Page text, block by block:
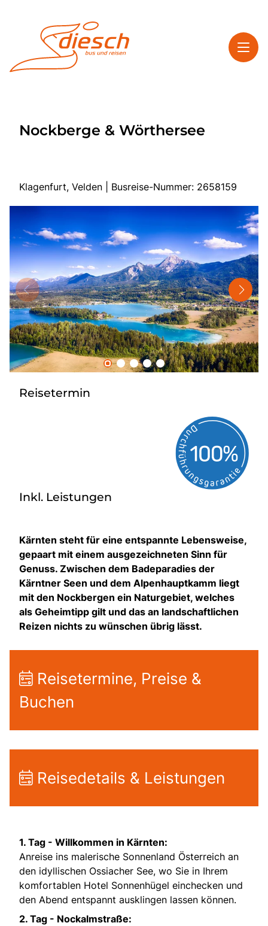
Service
Start
Mehrtagesreisen
Tagesfahrten
Bus anmieten
Nahverkehr
Kataloge
Kontakt
Nockberge & Wörthersee
Klagenfurt, Velden | Busreise-Nummer: 2658159
Reisetermin
Inkl. Leistungen
Kärnten steht für eine entspannte Lebensweise,
gepaart mit einem ausgezeichneten Sinn für
Genuss. Zwischen dem Badeparadies der
Kärntner Seen und dem Alpenhauptkamm liegt
mit den Nockbergen ein Naturgebiet, welches
als Geheimtipp gilt und das an landschaftlichen
Reizen nichts zu wünschen übrig lässt.
Reisetermine, Preise &
Buchen
Reisedetails & Leistungen
1. Tag - Willkommen in Kärnten:
Anreise ins malerische Sonnenland Österreich an
den idyllischen Ossiacher See, wo Sie in Ihrem
komfortablen Hotel Sonnenhügel einchecken und
den Abend entspannt ausklingen lassen können.
2. Tag - Nockalmstraße: